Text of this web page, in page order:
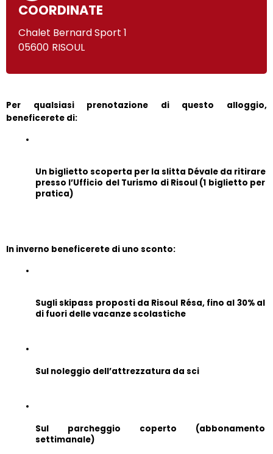
COORDINATE
Chalet Bernard Sport 1
05600 RISOUL
Per qualsiasi prenotazione di questo alloggio,
beneficerete di:
Un biglietto scoperta per la slitta Dévale da ritirare
presso l’Ufficio del Turismo di Risoul (1 biglietto per
pratica)
In inverno beneficerete di uno sconto:
Sugli skipass proposti da Risoul Résa, fino al 30% al
di fuori delle vacanze scolastiche
Sul noleggio dell’attrezzatura da sci
Sul parcheggio coperto (abbonamento
settimanale)